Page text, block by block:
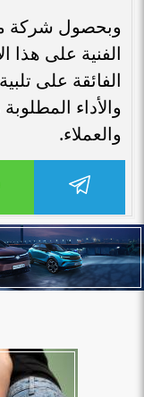
وبحصول شركة
الفنية على هذا
الفائقة على
والأداء
والعملاء.